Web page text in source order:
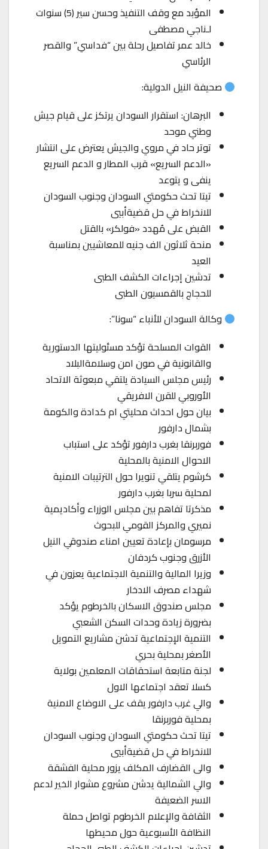
المؤبد مع وقف التنفيذ وحسن سير (5) سنوات
لـناجي مصطفى
خالد عمر تفاصيل رحلة بين “فداسي” والقصر
الرئاسي
صحيفة النيل الدولية:
البرهان: استقرار السودان يرتكز على قيام جيش
وطني موحد
توتر حاد في مروي والجيش يعترض على انتشار
«الدعم السريع» قرب المطار و الدعم السريع
ينفى و يتوعد
تيتا تحث حكومتي السودان وجنوب السودان
للانخراط في حل قضيةأبيي
القبض على مُهدد «فولكر» بالقتل
منحة ثلاثون الف جنيه للمعاشيين بمناسبة
العيد
تدشين إجراءات الكشف الطبى
للحجاج بالقمسيون الطبى
وكالة السودان للأنباء “سونا”:
القوات المسلحة تؤكد مسئوليتها الدستورية
والقانونية في صون امن وسلامةالبلاد
رئيس مجلس السيادة يلتقي مبعوثة الاتحاد
الأوروبي للقرن الافريقي
بيان حول احداث محليتي ام كدادة والكومة
بشمال دارفور
فوربرنقا بغرب دارفور تؤكد على استباب
الاحوال الامنية بالمحلية
كرشوم يتلقي تنويرا حول الترتيبات الامنية
لمحلية سربا بغرب دارفور
مذكرتا تفاهم بين مجلس الوزراء وأكاديمية
نميري والمركز القومي للبحوث
مرسومان بإعادة تعيين امناء صندوقي النيل
الأزرق وجنوب كردفان
وزيرا المالية والتنمية الاجتماعية يعزون في
شهداء مصرف الادخار
مجلس صندوق الاسكان بالخرطوم يؤكد
بضرورة زيادة وحدات السكن الشعبي
التنمية الإجتماعية تدشن مشاريع التمويل
الأصغر بمحلية بحري
لجنة متابعة استحقاقات المعلمين بولاية
كسلا تعقد اجتماعها الاول
والي غرب دارفور يقف على الاوضاع الامنية
بمحلية فوربرنقا
تيتا تحث حكومتي السودان وجنوب السودان
للانخراط في حل قضيةأبيي
والى القضارف المكلف يزور محلية الفشقة
والي الشمالية يدشن مشروع مشوار الخير لدعم
الاسر الضعيفة
الثقافة والإعلام الخرطوم تواصل حملة
النظافة الأسبوعية حول محيطها